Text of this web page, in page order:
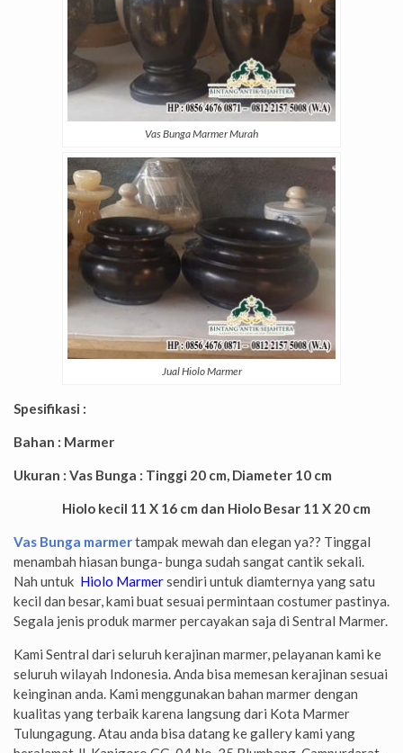
Vas Bunga Marmer Murah
Jual Hiolo Marmer
Spesifikasi :
Bahan : Marmer
Ukuran : Vas Bunga : Tinggi 20 cm, Diameter 10 cm
Hiolo kecil 11 X 16 cm dan Hiolo Besar 11 X 20 cm
Vas Bunga marmertampak mewah dan elegan ya?? Tinggal
menambah hiasan bunga- bunga sudah sangat cantik sekali.
Nah untuk Hiolo Marmersendiri untuk diamternya yang satu
kecil dan besar, kami buat sesuai permintaan costumer pastinya.
Segala jenis produk marmer percayakan saja di Sentral Marmer.
Kami Sentral dari seluruh kerajinan marmer, pelayanan kami ke
seluruh wilayah Indonesia. Anda bisa memesan kerajinan sesuai
keinginan anda. Kami menggunakan bahan marmer dengan
kualitas yang terbaik karena langsung dari Kota Marmer
Tulungagung. Atau anda bisa datang ke gallery kami yang